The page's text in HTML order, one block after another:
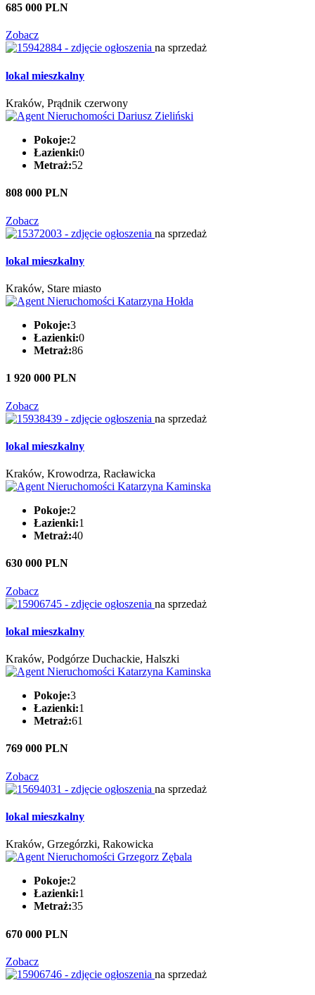
685 000 PLN
Zobacz
na sprzedaż
lokal mieszkalny
Kraków, Prądnik czerwony
Pokoje:2
Łazienki:0
Metraż:52
808 000 PLN
Zobacz
na sprzedaż
lokal mieszkalny
Kraków, Stare miasto
Pokoje:3
Łazienki:0
Metraż:86
1 920 000 PLN
Zobacz
na sprzedaż
lokal mieszkalny
Kraków, Krowodrza, Racławicka
Pokoje:2
Łazienki:1
Metraż:40
630 000 PLN
Zobacz
na sprzedaż
lokal mieszkalny
Kraków, Podgórze Duchackie, Halszki
Pokoje:3
Łazienki:1
Metraż:61
769 000 PLN
Zobacz
na sprzedaż
lokal mieszkalny
Kraków, Grzegórzki, Rakowicka
Pokoje:2
Łazienki:1
Metraż:35
670 000 PLN
Zobacz
na sprzedaż